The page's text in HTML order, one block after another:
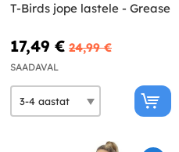
T-Birds jope lastele - Grease
17,49 € 24,99 €
SAADAVAL